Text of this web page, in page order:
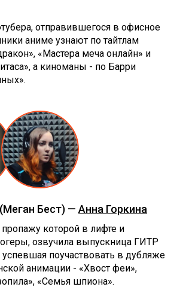
отправившегося в офисное
аниме узнают по тайтлам
«Мастера меча онлайн» и
а киноманы - по Барри
(Меган Бест) — Анна Горкина
пропажу которой в лифте и
озвучила выпускница ГИТР
поучаствовать в дубляже
анимации - «Хвост феи»,
«Семья шпиона».